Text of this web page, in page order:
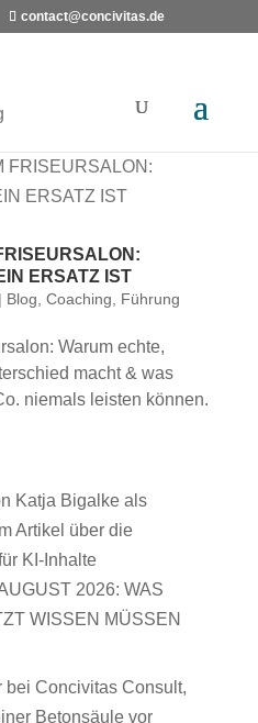
contact@concivitas.de
ERSATZ IST
| Blog Coaching Führung
Warum echte,
macht & was
niemals leisten können.
2026: WAS
WISSEN MÜSSEN